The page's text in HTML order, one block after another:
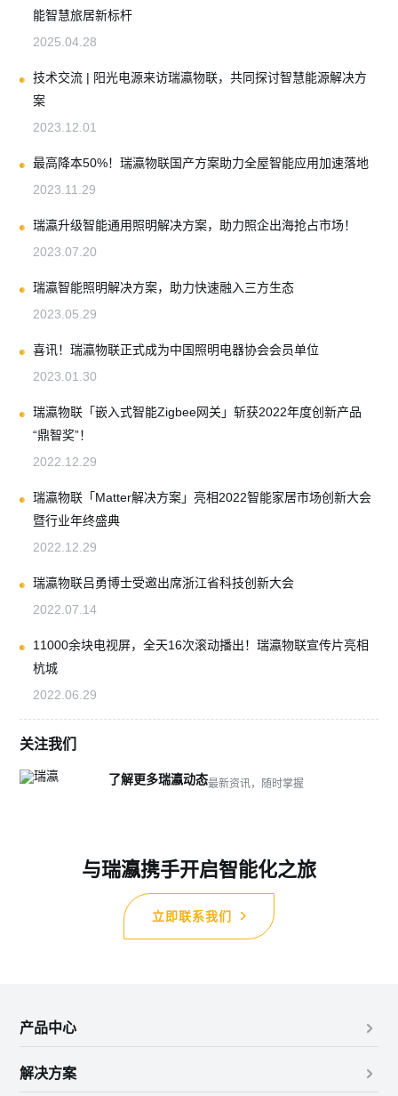
能智慧旅居新标杆
2025.04.28
技术交流 | 阳光电源来访瑞瀛物联，共同探讨智慧能源解决方
案
2023.12.01
最高降本50%！瑞瀛物联国产方案助力全屋智能应用加速落地
2023.11.29
瑞瀛升级智能通用照明解决方案，助力照企出海抢占市场！
2023.07.20
瑞瀛智能照明解决方案，助力快速融入三方生态
2023.05.29
喜讯！瑞瀛物联正式成为中国照明电器协会会员单位
2023.01.30
瑞瀛物联「嵌入式智能Zigbee网关」斩获2022年度创新产品
“鼎智奖”！
2022.12.29
瑞瀛物联「Matter解决方案」亮相2022智能家居市场创新大会
暨行业年终盛典
2022.12.29
瑞瀛物联吕勇博士受邀出席浙江省科技创新大会
2022.07.14
11000余块电视屏，全天16次滚动播出！瑞瀛物联宣传片亮相
杭城
2022.06.29
关注我们
了解更多瑞瀛动态最新资讯，随时掌握
与瑞瀛携手开启智能化之旅
立即联系我们
产品中心
解决方案